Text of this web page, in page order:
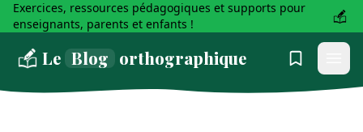
Exercices, ressources pédagogiques et supports pour
enseignants, parents et enfants !
Le Blog orthographique